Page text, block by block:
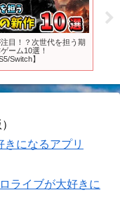
目！？次世代を担う期
ーム10選！
Switch】
になるアプリ
ライブが大好きに